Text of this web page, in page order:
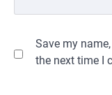
Save my
the next time I